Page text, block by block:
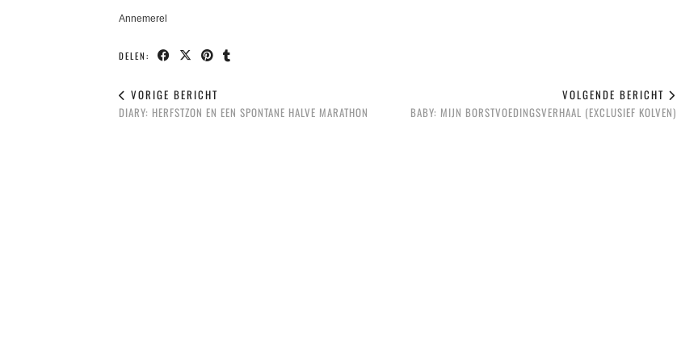
Annemerel
DELEN:
VORIGE BERICHT
DIARY: HERFSTZON EN EEN SPONTANE HALVE MARATHON
VOLGENDE BERICHT
BABY: MIJN BORSTVOEDINGSVERHAAL (EXCLUSIEF KOLVEN)